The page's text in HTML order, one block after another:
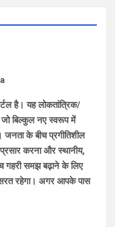
है। यह लोकतांत्रिक/
जो बिल्कुल नए स्वरूप में
जनता के बीच प्रगीतिशील
प्रसार करना और स्थानीय,
गहरी समझ बढ़ाने के लिए
रहेगा। अगर आपके पास